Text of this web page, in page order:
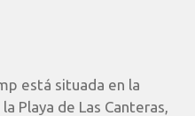
está situada en la
Playa de Las Canteras,